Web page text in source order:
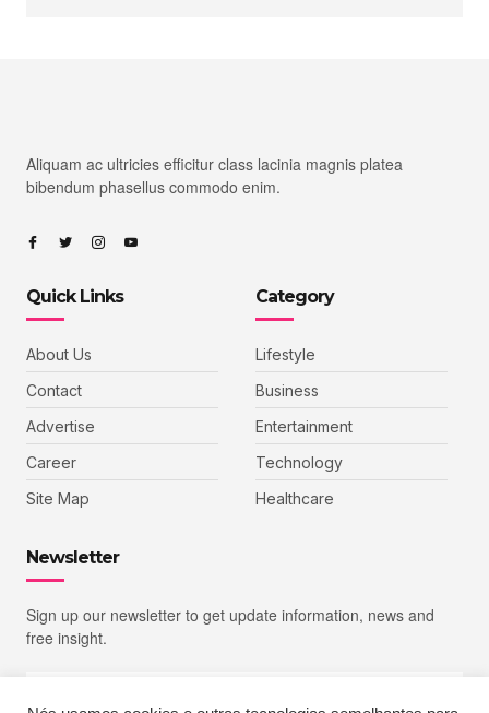
Aliquam ac ultricies efficitur class lacinia magnis platea
bibendum phasellus commodo enim.
Quick Links
About Us
Contact
Advertise
Career
Site Map
Category
Lifestyle
Business
Entertainment
Technology
Healthcare
Newsletter
Sign up our newsletter to get update information, news and
free insight.